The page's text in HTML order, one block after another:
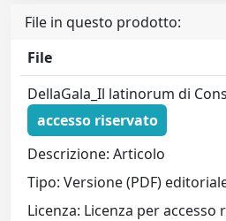
File in questo prodotto:
File
DellaGala_Il latinorum di
accesso riservato
Descrizione: Articolo
Tipo: Versione (PDF)
Licenza: Licenza per accesso